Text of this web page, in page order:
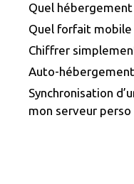
Quel
Quel forfait mobile
Chiffrer
Auto-
Synchronisation
mon serveur perso